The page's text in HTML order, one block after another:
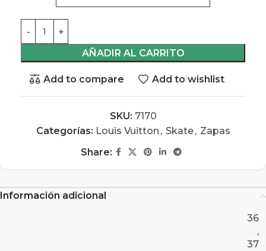
AÑADIR AL CARRITO
Add to compare Add to wishlist
SKU: 7170
Categorías: Louis Vuitton , Skate, Zapas
Share:
Información adicional
36
,
37